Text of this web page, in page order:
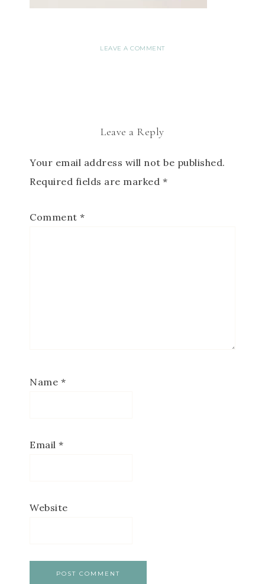
LEAVE A COMMENT
Leave a Reply
Your email address will not be published.
Required fields are marked *
Comment *
Name *
Email *
Website